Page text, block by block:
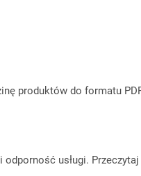
produktów do formatu PDF,
usługi.